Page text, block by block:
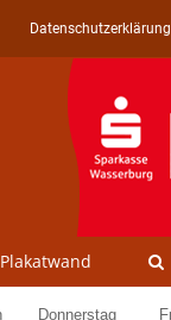
Datenschutzerklärung
Plakatwand